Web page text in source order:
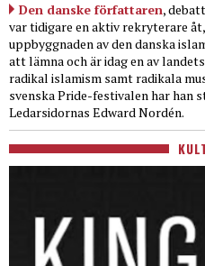
Den danske författaren,
var tidigare en aktiv rekryterare
uppbyggnaden av den danska
att lämna och är idag en av
radikal islamism samt radikala
svenska Pride-festivalen har han
Ledarsidornas Edward Nordén.